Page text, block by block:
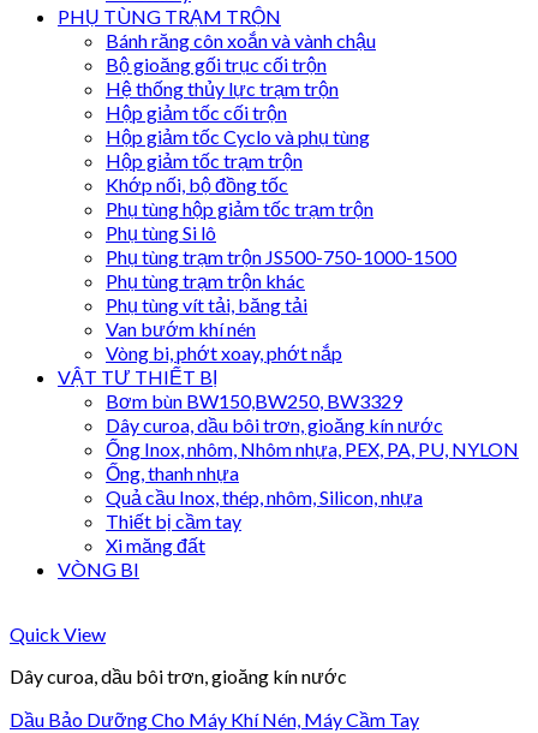
PHỤ TÙNG TRẠM TRỘN
Bánh răng côn xoắn và vành chậu
Bộ gioăng gối trục cối trộn
Hệ thống thủy lực trạm trộn
Hộp giảm tốc cối trộn
Hộp giảm tốc Cyclo và phụ tùng
Hộp giảm tốc trạm trộn
Khớp nối, bộ đồng tốc
Phụ tùng hộp giảm tốc trạm trộn
Phụ tùng Si lô
Phụ tùng trạm trộn JS500-750-1000-1500
Phụ tùng trạm trộn khác
Phụ tùng vít tải, băng tải
Van bướm khí nén
Vòng bi, phớt xoay, phớt nắp
VẬT TƯ THIẾT BỊ
Bơm bùn BW150,BW250, BW3329
Dây curoa, dầu bôi trơn, gioăng kín nước
Ống Inox, nhôm, Nhôm nhựa, PEX, PA, PU, NYLON
Ống, thanh nhựa
Quả cầu Inox, thép, nhôm, Silicon, nhựa
Thiết bị cầm tay
Xi măng đất
VÒNG BI
Quick View
Dây curoa, dầu bôi trơn, gioăng kín nước
Dầu Bảo Dưỡng Cho Máy Khí Nén, Máy Cầm Tay